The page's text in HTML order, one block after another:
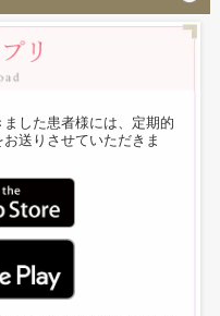
した患者様には、定期的
送りさせていただきま